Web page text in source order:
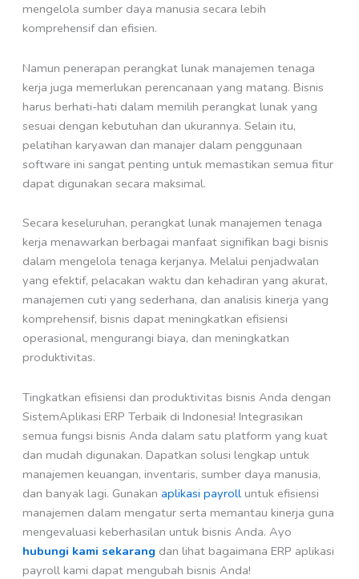
mengelola sumber daya manusia secara lebih
komprehensif dan efisien.
Namun penerapan perangkat lunak manajemen tenaga
kerja juga memerlukan perencanaan yang matang. Bisnis
harus berhati-hati dalam memilih perangkat lunak yang
sesuai dengan kebutuhan dan ukurannya. Selain itu,
pelatihan karyawan dan manajer dalam penggunaan
software ini sangat penting untuk memastikan semua fitur
dapat digunakan secara maksimal.
Secara keseluruhan, perangkat lunak manajemen tenaga
kerja menawarkan berbagai manfaat signifikan bagi bisnis
dalam mengelola tenaga kerjanya. Melalui penjadwalan
yang efektif, pelacakan waktu dan kehadiran yang akurat,
manajemen cuti yang sederhana, dan analisis kinerja yang
komprehensif, bisnis dapat meningkatkan efisiensi
operasional, mengurangi biaya, dan meningkatkan
produktivitas.
Tingkatkan efisiensi dan produktivitas bisnis Anda dengan
SistemAplikasi ERP Terbaik di Indonesia! Integrasikan
semua fungsi bisnis Anda dalam satu platform yang kuat
dan mudah digunakan. Dapatkan solusi lengkap untuk
manajemen keuangan, inventaris, sumber daya manusia,
dan banyak lagi. Gunakan aplikasi payrolluntuk efisiensi
manajemen dalam mengatur serta memantau kinerja guna
mengevaluasi keberhasilan untuk bisnis Anda. Ayo
hubungi kami sekarang dan lihat bagaimana ERP aplikasi
payroll kami dapat mengubah bisnis Anda!